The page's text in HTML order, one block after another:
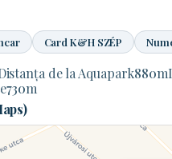
Card K&H SZÉP
de la Aquapark880m
730m